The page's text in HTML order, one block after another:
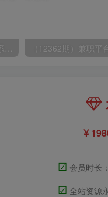
玺承·电商企业玩转抖音电商系列课，6大维度，6位老师，线上揭秘抖音商家入局SOP
☑ 会员时长
☑ 全站资源